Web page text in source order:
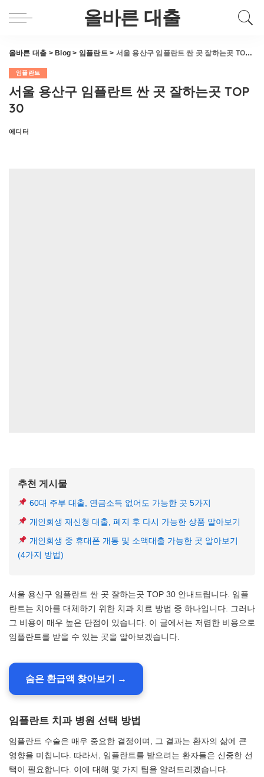
올바른 대출
올바른 대출 > Blog > 임플란트> 서울 용산구 임플란트 싼 곳 잘하는곳 TOP 30
임플란트
서울 용산구 임플란트 싼 곳 잘하는곳 TOP
30
Posted
에디터
추천 게시물
60대 주부 대출, 연금소득 없어도 가능한 곳 5가지
개인회생 재신청 대출, 폐지 후 다시 가능한 상품 알아보기
개인회생 중 휴대폰 개통 및 소액대출 가능한 곳 알아보기
(4가지 방법)
서울 용산구 임플란트 싼 곳 잘하는곳 TOP 30 안내드립니다. 임플
란트는 치아를 대체하기 위한 치과 치료 방법 중 하나입니다. 그러나
그 비용이 매우 높은 단점이 있습니다. 이 글에서는 저렴한 비용으로
임플란트를 받을 수 있는 곳을 알아보겠습니다.
숨은 환급액 찾아보기 →
임플란트 치과 병원 선택 방법
임플란트 수술은 매우 중요한 결정이며, 그 결과는 환자의 삶에 큰
영향을 미칩니다. 따라서, 임플란트를 받으려는 환자들은 신중한 선
택이 필요합니다. 이에 대해 몇 가지 팁을 알려드리겠습니다.